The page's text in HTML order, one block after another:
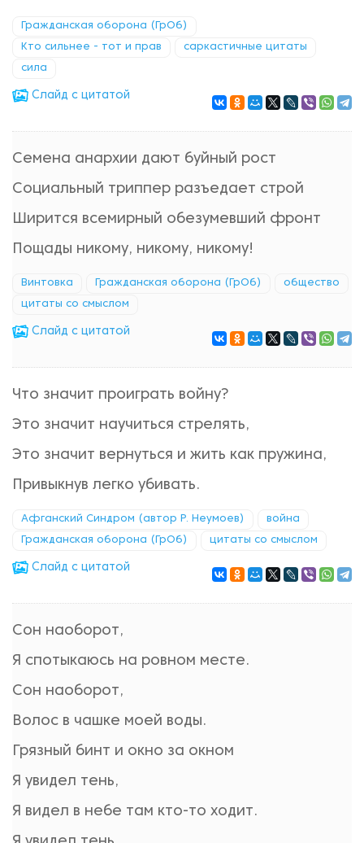
Гражданская оборона (ГрОб)
Кто сильнее - тот и прав саркастичные цитаты
сила
Cлайд с цитатой
Семена анархии дают буйный рост
Социальный триппер разъедает строй
Ширится всемирный обезумевший фронт
Пощады никому, никому, никому!
Винтовка Гражданская оборона (ГрОб) общество
цитаты со смыслом
Cлайд с цитатой
Что значит проиграть войну?
Это значит научиться стрелять,
Это значит вернуться и жить как пружина,
Привыкнув легко убивать.
Афганский Синдром (автор Р. Неумоев) война
Гражданская оборона (ГрОб) цитаты со смыслом
Cлайд с цитатой
Сон наоборот,
Я спотыкаюсь на ровном месте.
Сон наоборот,
Волос в чашке моей воды.
Грязный бинт и окно за окном
Я увидел тень,
Я видел в небе там кто-то ходит.